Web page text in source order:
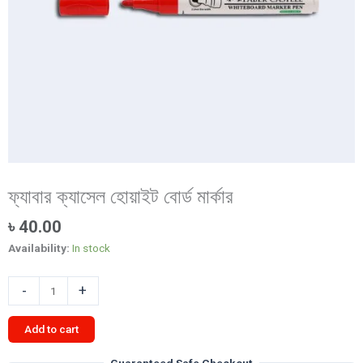
ফ্যাবার ক্যাসেল হোয়াইট বোর্ড মার্কার
৳ 40.00
Availability: In stock
-
ক্যাসেল
হোয়াইট
বোর্ড
+
Add to cart